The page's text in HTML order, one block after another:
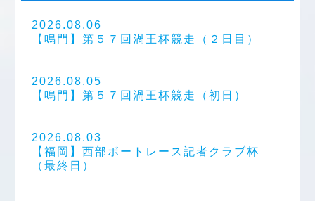
2026.08.06
【鳴門】第５７回渦王杯競走（２日目）
2026.08.05
【鳴門】第５７回渦王杯競走（初日）
2026.08.03
【福岡】西部ボートレース記者クラブ杯
（最終日）